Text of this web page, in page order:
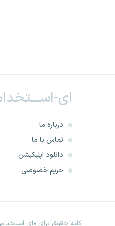
ای-
درباره ما
تماس با ما
دانلود اپلیکیشن
حریم خصوصی
کلیه حقوق برای «ای